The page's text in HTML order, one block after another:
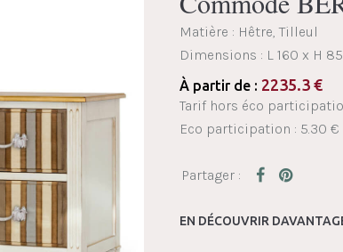
Matière : Hêtre, Tilleul
Dimensions : L 160 x H
À partir de : 2235.3 €
Tarif hors éco
Eco participation : 5.30 €
EN DÉCOUVRIR